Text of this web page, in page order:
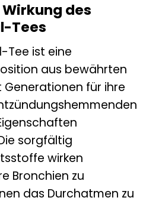
des
Tees
Tee ist eine
aus bewährten
Generationen für ihre
sorgfältig
wirken
Bronchien zu
das Durchatmen zu